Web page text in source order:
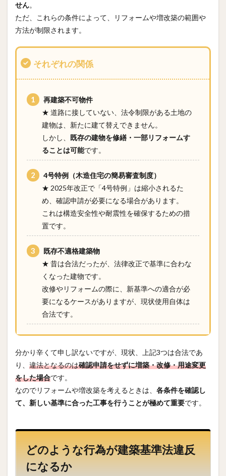
せん。
ただ、これらの条件によって、リフォームや増改築の範囲や
方法が制限されます。
それぞれの関係
再建築不可物件
★ 道路に接していない、法令制限がある土地の
建物は、新たに建て替えできません。
しかし、 既存の建物を修繕・一部リフォームす
ることは可能です。
4号特例（木造住宅の簡易審査制度）
★ 2025年改正で「4号特例」は縮小されるた
め、確認申請が必要になる場合があります。
これは構造安全性や耐震性を確保するための措
置です。
既存不適格建築物
★ 昔は合法だったが、法律改正で基準に合わな
くなった建物です。
改修やリフォームの際に、新基準への適合が必
要になるケースがありますが、現状使用自体は
合法です。
分かり辛くて申し訳ないですが、現状、上記3つは合法であ
り、 違法となるのは確認申請をせずに増築・改修・用途変更
をした場合です。
なのでリフォームや増改築を考えるときは、 各条件を確認し
て、新しい基準に合った工事を行うことが極めて重要です。
どのような行為が建築基準法違反
になるか